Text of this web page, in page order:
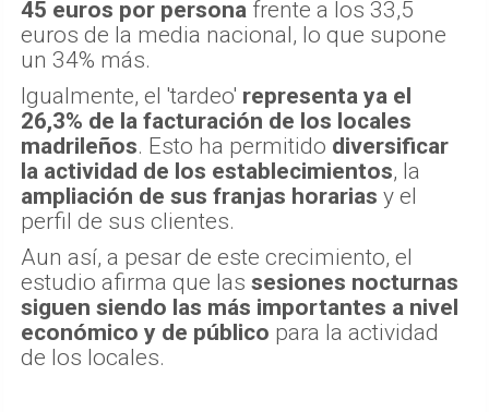
45 euros por persona frente a los 33,5
euros de la media nacional, lo que supone
un 34% más.
Igualmente, el 'tardeo' representa ya el
26,3% de la facturación de los locales
madrileños. Esto ha permitido diversificar
la actividad de los establecimientos, la
ampliación de sus franjas horarias y el
perfil de sus clientes.
Aun así, a pesar de este crecimiento, el
estudio afirma que las sesiones nocturnas
siguen siendo las más importantes a nivel
económico y de público para la actividad
de los locales.